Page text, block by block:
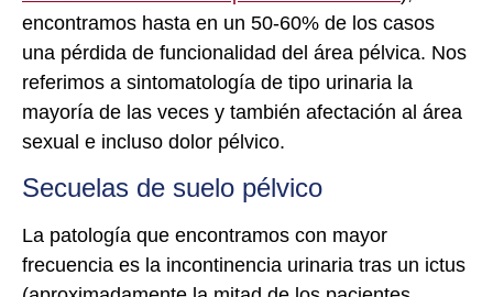
encontramos hasta en un 50-60% de los casos
una pérdida de funcionalidad del área pélvica. Nos
referimos a sintomatología de tipo urinaria la
mayoría de las veces y también afectación al área
sexual e incluso dolor pélvico.
Secuelas de suelo pélvico
La patología que encontramos con mayor
frecuencia es la incontinencia urinaria tras un ictus